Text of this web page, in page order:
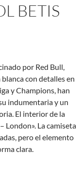
BETIS
por Red Bull,
con detalles en
y Champions, han
indumentaria y un
El interior de la
London». La camiseta
pero el elemento
clara.